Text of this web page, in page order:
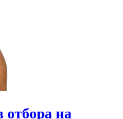
отбора на